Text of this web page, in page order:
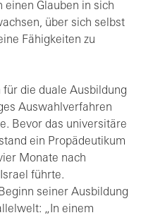
Glauben in sich
über sich selbst
Fähigkeiten zu
die duale Ausbildung
Auswahlverfahren
Bevor das universitäre
ein Propädeutikum
Monate nach
führte.
seiner Ausbildung
„In einem